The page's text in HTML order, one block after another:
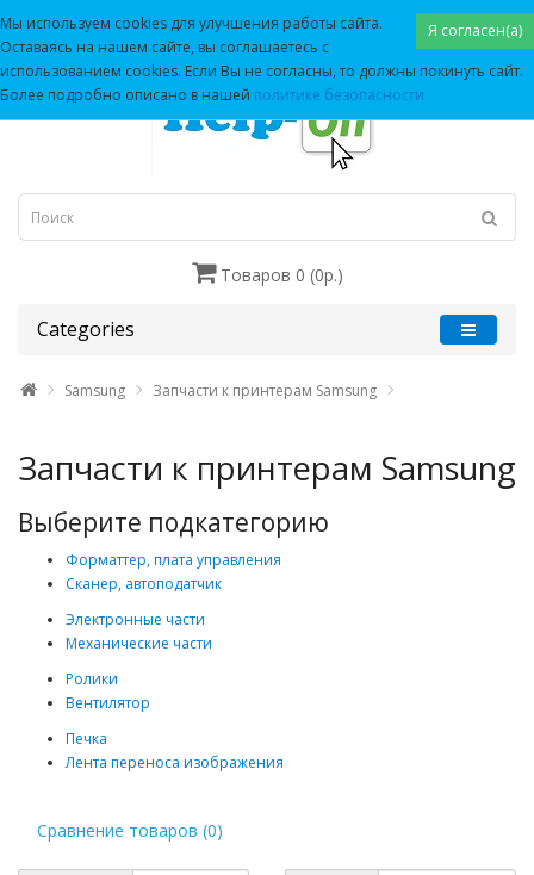
Товаров 0 (0р.)
Categories
Samsung Запчасти к принтерам Samsung
Запчасти к принтерам Samsung
Выберите подкатегорию
Форматтер, плата управления
Сканер, автоподатчик
Электронные части
Механические части
Ролики
Вентилятор
Печка
Лента переноса изображения
Сравнение товаров (0)
Я согласен(а)
Мы используем cookies для улучшения работы сайта.
Оставаясь на нашем сайте, вы соглашаетесь с
использованием cookies. Если Вы не согласны, то должны покинуть сайт.
Более подробно описано в нашей политике безопасности